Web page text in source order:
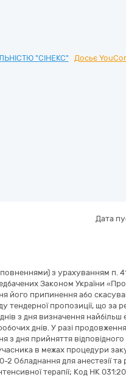
"СІНЕКС"
Досьє
Дата
з урахуванням п.
Законом України «Про
його припинення або
тендерної пропозиції, що за
з дня визначення найбільш
днів. У разі
з дня прийняття відповідного
в межах процедури
для анестезії та
терапії; Код НК